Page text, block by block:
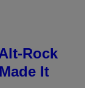
Rock
It